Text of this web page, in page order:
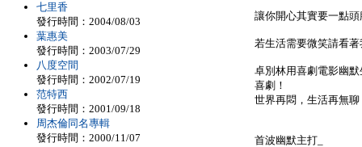
讓你開心其實要一點頭
若生活需要微笑請看
卓別林用喜劇電影幽
喜劇！
世界再悶，生活再無
首波幽默主打_
七里香
發行時間：2004/08/03
葉惠美
發行時間：2003/07/29
八度空間
發行時間：2002/07/19
范特西
發行時間：2001/09/18
周杰倫同名專輯
發行時間：2000/11/07